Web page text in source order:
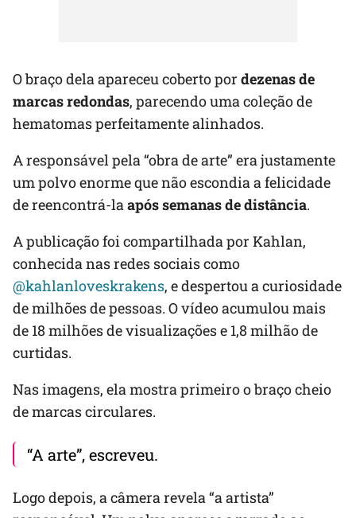
O braço dela apareceu coberto por dezenas de
marcas redondas, parecendo uma coleção de
hematomas perfeitamente alinhados.
A responsável pela “obra de arte” era justamente
um polvo enorme que não escondia a felicidade
de reencontrá-laapós semanas de distância.
A publicação foi compartilhada por Kahlan,
conhecida nas redes sociais como
@kahlanloveskrakens, e despertou a curiosidade
de milhões de pessoas. O vídeo acumulou mais
de 18 milhões de visualizações e 1,8 milhão de
curtidas.
Nas imagens, ela mostra primeiro o braço cheio
de marcas circulares.
“A arte”, escreveu.
Logo depois, a câmera revela “a artista”